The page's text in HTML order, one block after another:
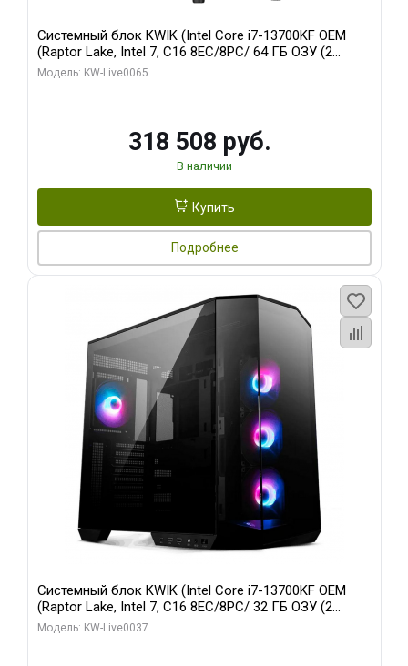
Системный блок KWIK (Intel Core i7-13700KF OEM
(Raptor Lake, Intel 7, C16 8EC/8PC/ 64 ГБ ОЗУ (2
модуля)/ ASUS RTX5080 PROART OC 16GB GDDR7
Модель: KW-Live0065
318 508 руб.
В наличии
Купить
Подробнее
Системный блок KWIK (Intel Core i7-13700KF OEM
(Raptor Lake, Intel 7, C16 8EC/8PC/ 32 ГБ ОЗУ (2
модуля)/ Gigabyte RTX5070 AERO OC 12GB GDDR7
Модель: KW-Live0037